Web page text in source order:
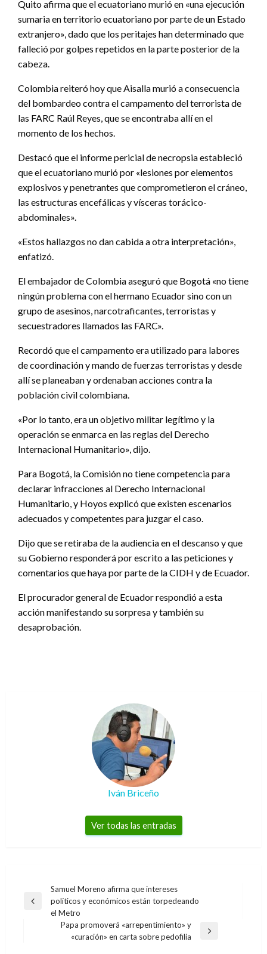
Quito afirma que el ecuatoriano murió en «una ejecución
sumaria en territorio ecuatoriano por parte de un Estado
extranjero», dado que los peritajes han determinado que
falleció por golpes repetidos en la parte posterior de la
cabeza.
Colombia reiteró hoy que Aisalla murió a consecuencia
del bombardeo contra el campamento del terrorista de
las FARC Raúl Reyes, que se encontraba allí en el
momento de los hechos.
Destacó que el informe pericial de necropsia estableció
que el ecuatoriano murió por «lesiones por elementos
explosivos y penetrantes que comprometieron el cráneo,
las estructuras encefálicas y vísceras torácico-
abdominales».
«Estos hallazgos no dan cabida a otra interpretación»,
enfatizó.
El embajador de Colombia aseguró que Bogotá «no tiene
ningún problema con el hermano Ecuador sino con un
grupo de asesinos, narcotraficantes, terroristas y
secuestradores llamados las FARC».
Recordó que el campamento era utilizado para labores
de coordinación y mando de fuerzas terroristas y desde
allí se planeaban y ordenaban acciones contra la
población civil colombiana.
«Por lo tanto, era un objetivo militar legítimo y la
operación se enmarca en las reglas del Derecho
Internacional Humanitario», dijo.
Para Bogotá, la Comisión no tiene competencia para
declarar infracciones al Derecho Internacional
Humanitario, y Hoyos explicó que existen escenarios
adecuados y competentes para juzgar el caso.
Dijo que se retiraba de la audiencia en el descanso y que
su Gobierno responderá por escrito a las peticiones y
comentarios que haya por parte de la CIDH y de Ecuador.
El procurador general de Ecuador respondió a esta
acción manifestando su sorpresa y también su
desaprobación.
Iván Briceño
Ver todas las entradas
Navegación
de
entradas
Entrada
Samuel Moreno afirma que intereses
políticos y económicos están torpedeando
el Metro
Papa promoverá «arrepentimiento» y
«curación» en carta sobre pedofilia